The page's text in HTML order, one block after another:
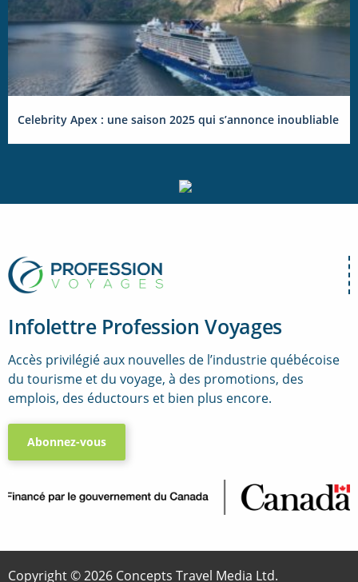
Celebrity Apex : une saison 2025 qui s’annonce inoubliable
Infolettre Profession Voyages
Accès privilégié aux nouvelles de l’industrie québécoise
du tourisme et du voyage, à des promotions, des
emplois, des éductours et bien plus encore.
Abonnez-vous
Copyright © 2026 Concepts Travel Media Ltd.